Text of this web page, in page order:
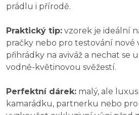
prádlu i přírodě.
Praktický tip: vzorek je ideální
pračky nebo pro testování nové
přihrádky na aviváž a nechat se
vodně-květinovou svěžestí.
Perfektní dárek: malý, ale
kamarádku, partnerku nebo